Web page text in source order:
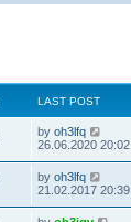
LAST POST
by oh3lfq
26.06.2020 20:02
by oh3lfq
21.02.2017 20:39